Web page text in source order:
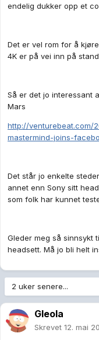
endelig dukker opp et
Det er vel rom for å
4K er på vei inn på
Så er det jo interessant
Mars
http://venturebeat.com/
mastermind-joins-
Det står jo enkelte
annet enn Sony sitt
som folk har kunnet
Gleder meg så sinnsykt
headsett. Må jo bli helt
2 uker senere...
Gleola
Skrevet 12. mai